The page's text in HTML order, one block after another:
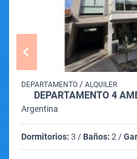
DEPARTAMENTO / ALQUILER
DEPARTAMENTO 4
Argentina
Dormitorios: 3 / Baños: 2 /